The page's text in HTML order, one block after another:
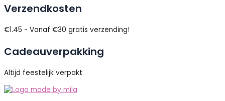
Verzendkosten
€1.45 - Vanaf €30 gratis verzending!
Cadeauverpakking
Altijd feestelijk verpakt